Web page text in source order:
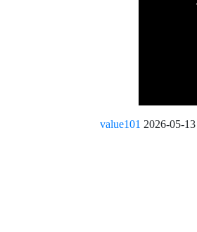
value101 2026-05-13